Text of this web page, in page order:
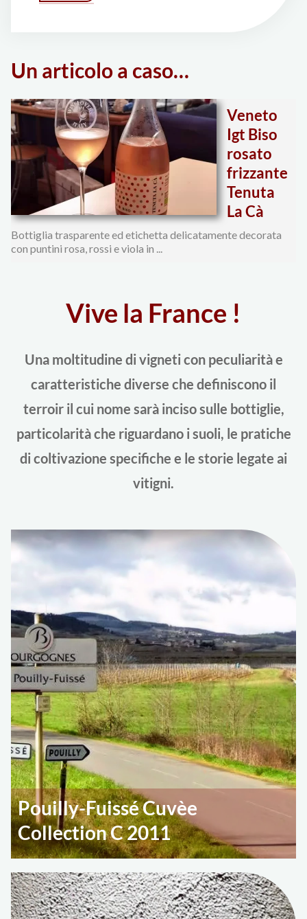
Wine
Un articolo a caso…
Veneto
Igt Biso
rosato
frizzante
Tenuta
La Cà
Bottiglia trasparente ed etichetta delicatamente decorata
con puntini rosa, rossi e viola in ...
Vive la France !
Una moltitudine di vigneti con peculiarità e
caratteristiche diverse che definiscono il
terroir il cui nome sarà inciso sulle bottiglie,
particolarità che riguardano i suoli, le pratiche
di coltivazione specifiche e le storie legate ai
vitigni.
Pouilly-Fuissé Cuvèe
Collection C 2011